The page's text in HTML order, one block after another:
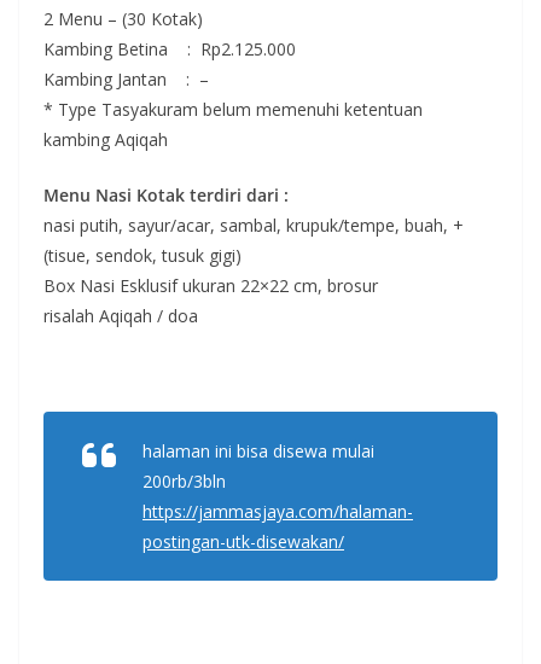
2 Menu – (30 Kotak)
Kambing Betina : Rp2.125.000
Kambing Jantan : –
* Type Tasyakuram belum memenuhi ketentuan
kambing Aqiqah
Menu Nasi Kotak terdiri dari :
nasi putih, sayur/acar, sambal, krupuk/tempe, buah, +
(tisue, sendok, tusuk gigi)
Box Nasi Esklusif ukuran 22×22 cm, brosur
risalah Aqiqah / doa
halaman ini bisa disewa mulai
200rb/3bln
https://jammasjaya.com/halaman-
postingan-utk-disewakan/